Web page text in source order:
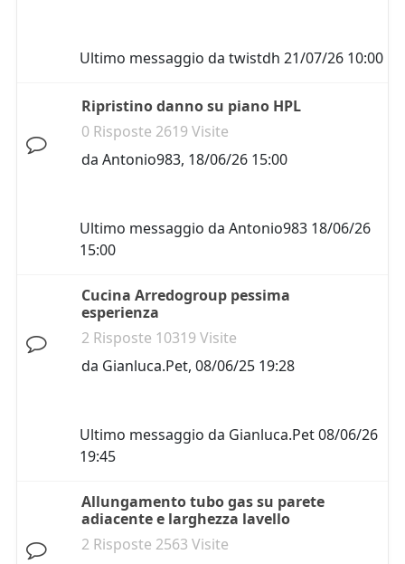
Ultimo messaggio da twistdh 21/07/26 10:00
Ripristino danno su piano HPL
0 Risposte 2619 Visite
da Antonio983, 18/06/26 15:00
Ultimo messaggio da Antonio983 18/06/26
15:00
Cucina Arredogroup pessima
esperienza
2 Risposte 10319 Visite
da Gianluca.Pet, 08/06/25 19:28
Ultimo messaggio da Gianluca.Pet08/06/26
19:45
Allungamento tubo gas su parete
adiacente e larghezza lavello
2 Risposte 2563 Visite